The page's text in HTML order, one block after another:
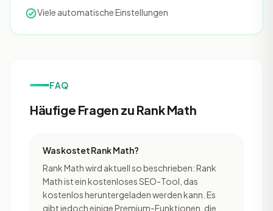
Viele automatische Einstellungen
FAQ
Häufige Fragen zu Rank Math
Was kostet Rank Math?
Rank Math wird aktuell so beschrieben: Rank
Math ist ein kostenloses SEO-Tool, das
kostenlos heruntergeladen werden kann. Es
gibt jedoch einige Premium-Funktionen, die